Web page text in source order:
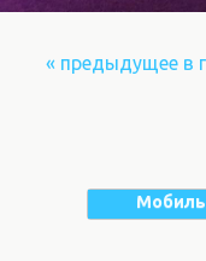
« предыдущее в